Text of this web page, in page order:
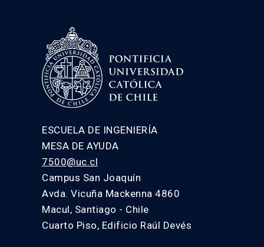
ESCUELA DE INGENIERÍA
MESA DE AYUDA
7500@uc.cl
Campus San Joaquín
Avda. Vicuña Mackenna 4860
Macul, Santiago - Chile
Cuarto Piso, Edificio Raúl Devés